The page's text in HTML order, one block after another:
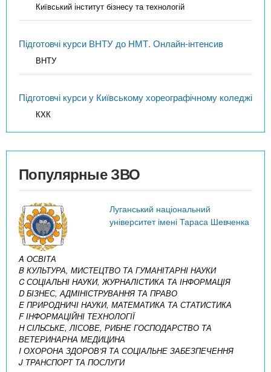
Київський інститут бізнесу та технологій
Підготовчі курси ВНТУ до НМТ. Онлайн-інтенсив
ВНТУ
Підготовчі курси у Київському хореографічному коледжі
КХК
Популярные ЗВО
Луганський національний
університет імені Тараса Шевченка
A ОСВІТА
B КУЛЬТУРА, МИСТЕЦТВО ТА ГУМАНІТАРНІ НАУКИ
C СОЦІАЛЬНІ НАУКИ, ЖУРНАЛІСТИКА ТА ІНФОРМАЦІЯ
D БІЗНЕС, АДМІНІСТРУВАННЯ ТА ПРАВО
E ПРИРОДНИЧІ НАУКИ, МАТЕМАТИКА ТА СТАТИСТИКА
F ІНФОРМАЦІЙНІ ТЕХНОЛОГІЇ
H СІЛЬСЬКЕ, ЛІСОВЕ, РИБНЕ ГОСПОДАРСТВО ТА
ВЕТЕРИНАРНА МЕДИЦИНА
I ОХОРОНА ЗДОРОВ’Я ТА СОЦІАЛЬНЕ ЗАБЕЗПЕЧЕННЯ
J ТРАНСПОРТ ТА ПОСЛУГИ